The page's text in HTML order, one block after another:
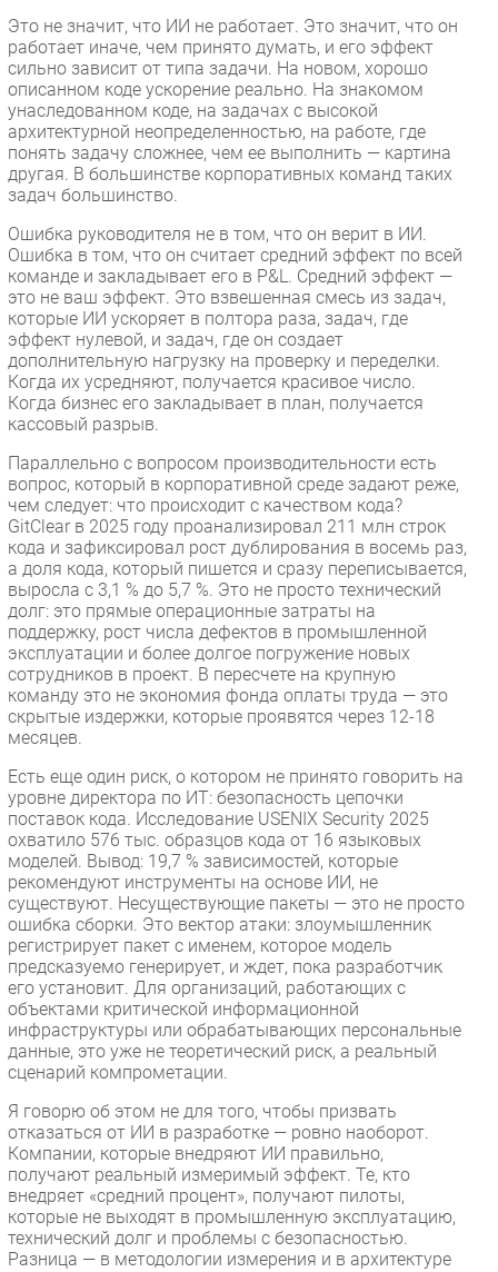
Это не значит, что ИИ не работает. Это значит, что он
работает иначе, чем принято думать, и его эффект
сильно зависит от типа задачи. На новом, хорошо
описанном коде ускорение реально. На знакомом
унаследованном коде, на задачах с высокой
архитектурной неопределенностью, на работе, где
понять задачу сложнее, чем ее выполнить — картина
другая. В большинстве корпоративных команд таких
задач большинство.
Ошибка руководителя не в том, что он верит в ИИ.
Ошибка в том, что он считает средний эффект по всей
команде и закладывает его в P&L. Средний эффект —
это не ваш эффект. Это взвешенная смесь из задач,
которые ИИ ускоряет в полтора раза, задач, где
эффект нулевой, и задач, где он создает
дополнительную нагрузку на проверку и переделки.
Когда их усредняют, получается красивое число.
Когда бизнес его закладывает в план, получается
кассовый разрыв.
Параллельно с вопросом производительности есть
вопрос, который в корпоративной среде задают реже,
чем следует: что происходит с качеством кода?
GitClear в 2025 году проанализировал 211 млн строк
кода и зафиксировал рост дублирования в восемь раз,
а доля кода, который пишется и сразу переписывается,
выросла с 3,1 % до 5,7 %. Это не просто технический
долг: это прямые операционные затраты на
поддержку, рост числа дефектов в промышленной
эксплуатации и более долгое погружение новых
сотрудников в проект. В пересчете на крупную
команду это не экономия фонда оплаты труда — это
скрытые издержки, которые проявятся через 12-18
месяцев.
Есть еще один риск, о котором не принято говорить на
уровне директора по ИТ: безопасность цепочки
поставок кода. Исследование USENIX Security 2025
охватило 576 тыс. образцов кода от 16 языковых
моделей. Вывод: 19,7 % зависимостей, которые
рекомендуют инструменты на основе ИИ, не
существуют. Несуществующие пакеты — это не просто
ошибка сборки. Это вектор атаки: злоумышленник
регистрирует пакет с именем, которое модель
предсказуемо генерирует, и ждет, пока разработчик
его установит. Для организаций, работающих с
объектами критической информационной
инфраструктуры или обрабатывающих персональные
данные, это уже не теоретический риск, а реальный
сценарий компрометации.
Я говорю об этом не для того, чтобы призвать
отказаться от ИИ в разработке — ровно наоборот.
Компании, которые внедряют ИИ правильно,
получают реальный измеримый эффект. Те, кто
внедряет «средний процент», получают пилоты,
которые не выходят в промышленную эксплуатацию,
технический долг и проблемы с безопасностью.
Разница — в методологии измерения и в архитектуре